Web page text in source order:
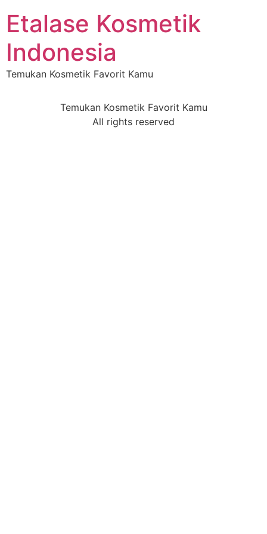
Etalase Kosmetik
Indonesia
Temukan Kosmetik Favorit Kamu
Temukan Kosmetik Favorit Kamu
All rights reserved